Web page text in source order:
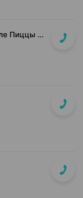
ул. Маяковского, д. 10, пом. 13 (возле Пиццы Мании)